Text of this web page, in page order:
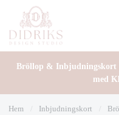
Bröllop & Inbjudningskort
med
Hem Inbjudningskort